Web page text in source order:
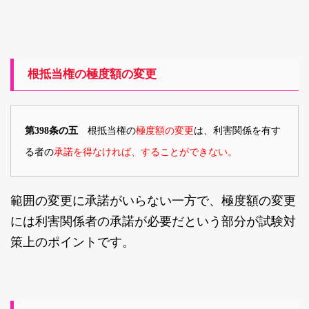
根抵当権の極度額の変更
第398条の五 根抵当権の極度額の変更は、利害関係を有す
る者の承諾を得なければ、することができない。
範囲の変更に承諾がいらない一方で、極度額の変更
には利害関係者の承諾が必要だという部分が試験対
策上のポイントです。